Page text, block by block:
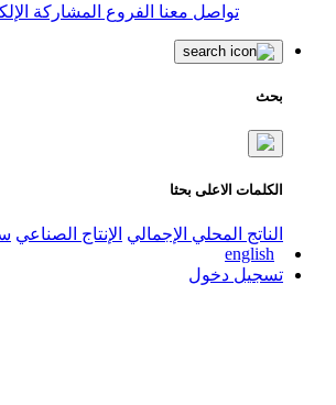
تواصل معنا الفروع المشاركة
بحث
الكلمات الاعلى بحثا
الناتج المحلي الإجمالي الإنتاج الصناعي
english
تسجيل دخول